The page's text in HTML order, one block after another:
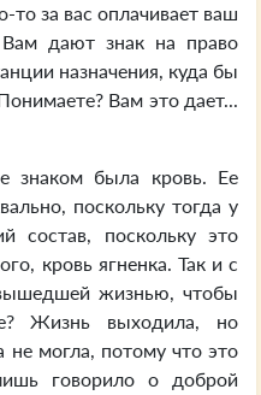
то за вас оплачивает ваш
Вам дают знак на право
назначения, куда бы
Вам это дает...
знаком была кровь. Ее
поскольку тогда у
состав, поскольку это
кровь ягненка. Так и с
жизнью, чтобы
Жизнь выходила, но
не могла, потому что это
говорило о доброй